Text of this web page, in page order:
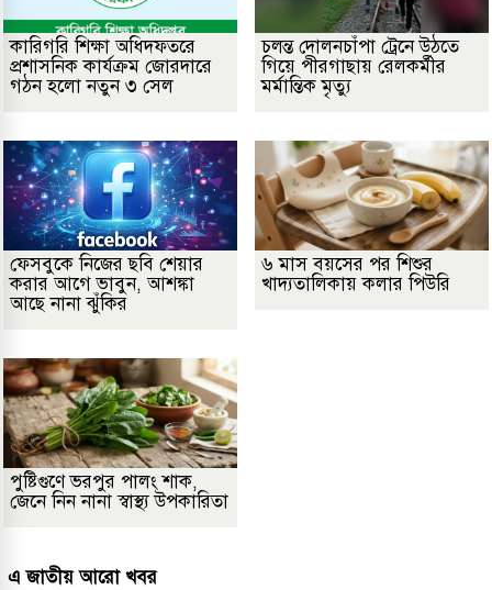
কারিগরি শিক্ষা অধিদফতরে
প্রশাসনিক কার্যক্রম জোরদারে
গঠন হলো নতুন ৩ সেল
চলন্ত দোলনচাঁপা ট্রেনে উঠতে
গিয়ে পীরগাছায় রেলকর্মীর
মর্মান্তিক মৃত্যু
ফেসবুকে নিজের ছবি শেয়ার
করার আগে ভাবুন, আশঙ্কা
আছে নানা ঝুঁকির
৬ মাস বয়সের পর শিশুর
খাদ্যতালিকায় কলার পিউরি
পুষ্টিগুণে ভরপুর পালং শাক,
জেনে নিন নানা স্বাস্থ্য উপকারিতা
এ জাতীয় আরো খবর